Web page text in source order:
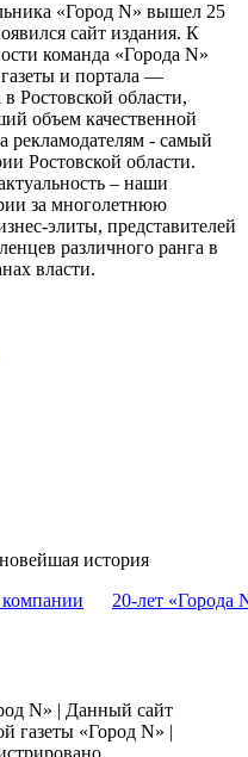
«Город N» вышел 25
сайт издания. К
команда «Города N»
и портала —
Ростовской области,
объем качественной
рекламодателям - самый
Ростовской области.
– наши
за многолетнюю
элиты, представителей
различного ранга в
власти.
история
20-лет «Города
N» | Данный сайт
газеты «Город N» |